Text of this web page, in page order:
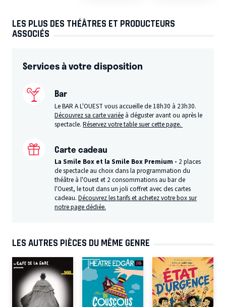
LES PLUS DES THÉÂTRES ET PRODUCTEURS
ASSOCIÉS
Services à votre disposition
Bar
Le BAR A L'OUEST vous accueille de 18h30 à 23h30.
Découvrez sa carte variée à déguster avant ou après le
spectacle.Réservez votre table suer cette page.
Carte cadeau
La Smile Box et la Smile Box Premium - 2 places
de spectacle au choix dans la programmation du
théâtre à l'Ouest et 2 consommations au bar de
l'Ouest, le tout dans un joli coffret avec des cartes
cadeau.Découvrez les tarifs et achetez votre box sur
notre page dédiée.
LES AUTRES PIÈCES DU MÊME GENRE